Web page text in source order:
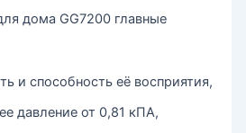
дома GG7200 главные
и способность её восприятия,
давление от 0,81 кПА,